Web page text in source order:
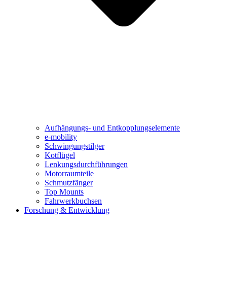
Aufhängungs- und Entkopplungselemente
e-mobility
Schwingungstilger
Kotflügel
Lenkungsdurchführungen
Motorraumteile
Schmutzfänger
Top Mounts
Fahrwerkbuchsen
Forschung & Entwicklung